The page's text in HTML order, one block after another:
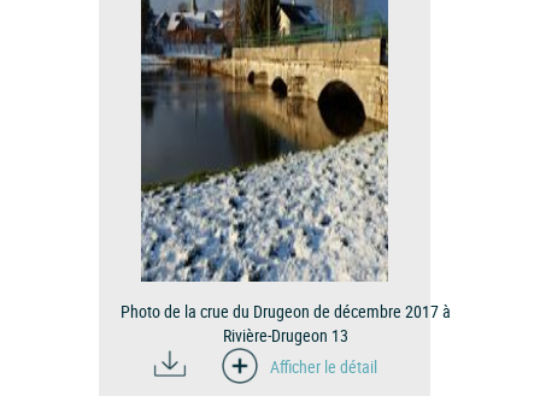
Photo de la crue du Drugeon de décembre 2017 à
Rivière-Drugeon 13
Afficher le détail